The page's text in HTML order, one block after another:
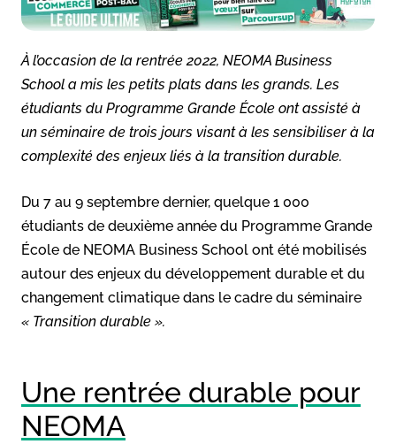
À l’occasion de la rentrée 2022, NEOMA Business
School a mis les petits plats dans les grands. Les
étudiants du Programme Grande École ont assisté à
un séminaire de trois jours visant à les sensibiliser à la
complexité des enjeux liés à la transition durable.
Du 7 au 9 septembre dernier, quelque 1 000
étudiants de deuxième année du Programme Grande
École de NEOMA Business School ont été mobilisés
autour des enjeux du développement durable et du
changement climatique dans le cadre du séminaire
« Transition durable ».
Une rentrée durable pour
NEOMA